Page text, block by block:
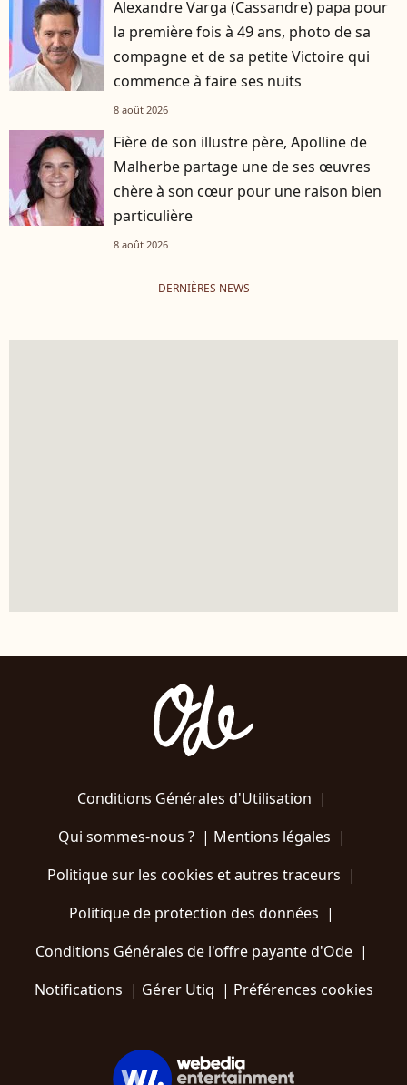
Alexandre Varga (Cassandre) papa pour
la première fois à 49 ans, photo de sa
compagne et de sa petite Victoire qui
commence à faire ses nuits
8 août 2026
Fière de son illustre père, Apolline de
Malherbe partage une de ses œuvres
chère à son cœur pour une raison bien
particulière
8 août 2026
DERNIÈRES NEWS
Conditions Générales d'Utilisation |
Qui sommes-nous ?| Mentions légales |
Politique sur les cookies et autres traceurs |
Politique de protection des données |
Conditions Générales de l'offre payante d'Ode |
Notifications | Gérer Utiq | Préférences cookies